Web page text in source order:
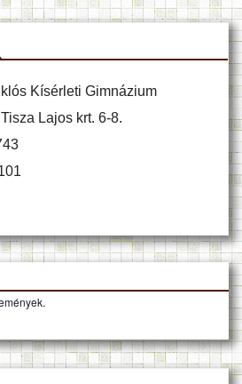
Kísérleti Gimnázium
Lajos krt. 6-8.